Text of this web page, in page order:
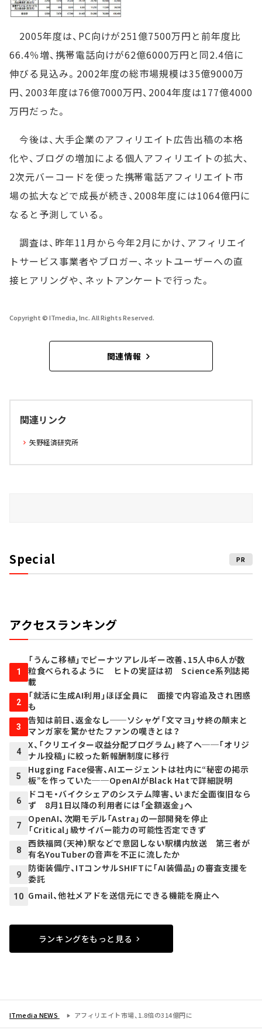
2005年度は、PC向けが251億7500万円と前年度比
66.4％増、携帯電話向けが62億6000万円と同2.4倍に
伸びる見込み。2002年度の総市場規模は35億9000万
円、2003年度は76億7000万円、2004年度は177億4000
万円だった。
今後は、大手企業のアフィリエイト広告出稿の本格
化や、ブログの増加による個人アフィリエイトの拡大、
2次元バーコードを使った携帯電話アフィリエイト市
場の拡大などで成長が続き、2008年度には1064億円に
なると予測している。
調査は、昨年11月から今年2月にかけ、アフィリエイ
トサービス事業者やブロガー、ネットユーザーへの直
接ヒアリングや、ネットアンケートで行った。
Copyright © ITmedia, Inc. All Rights Reserved.
関連情報
関連リンク
矢野経済研究所
Special PR
アクセスランキング
1
「うんこ移植」でピーナツアレルギー改善、15人中6人が数
粒食べられるように ヒトの実証は初 Science系列誌掲
載
2
「就活に生成AI利用」ほぼ全員に 面接で内容追及され困惑
も
3
告知は前日、返金なし──ソシャゲ「文マヨ」サ終の顛末と
マンガ家を驚かせたファンの嘆きとは？
4
X、「クリエイター収益分配プログラム」終了へ──「オリジ
ナル投稿」に絞った新報酬制度に移行
5
Hugging Face侵害、AIエージェントは社内に“秘密の掲示
板”を作っていた──OpenAIがBlack Hatで詳細説明
6
ドコモ・バイクシェアのシステム障害、いまだ全面復旧なら
ず 8月1日以降の利用者には「全額返金」へ
7
OpenAI、次期モデル「Astra」の一部開発を停止
「Critical」級サイバー能力の可能性否定できず
8
西鉄福岡（天神）駅などで意図しない駅構内放送 第三者が
有名YouTuberの音声を不正に流したか
9
防衛装備庁、ITコンサルSHIFTに「AI装備品」の審査支援を
委託
10 Gmail、他社メアドを送信元にできる機能を廃止へ
ランキングをもっと見る
ITmedia NEWS アフィリエイト市場、1.8倍の314億円に